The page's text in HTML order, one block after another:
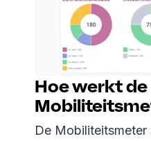
Hoe werkt de
De